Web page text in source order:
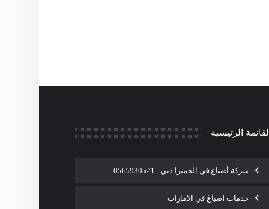
القائمة الرئيسية
شركة أصباغ في الجميرا دبي : 0565930521
خدمات اصباغ في الامارات